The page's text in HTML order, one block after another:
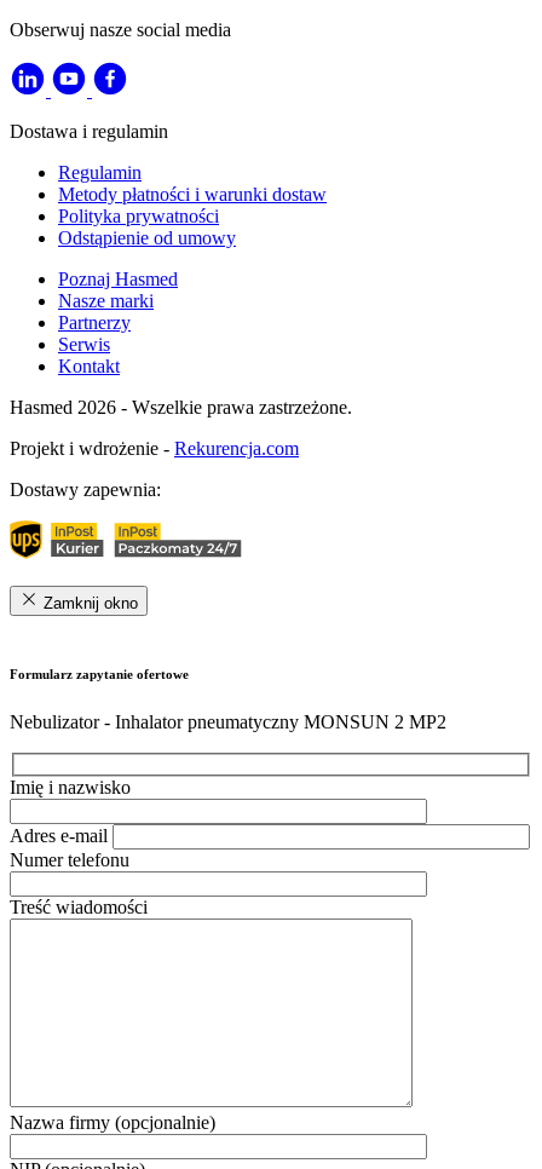
Obserwuj nasze social media
Dostawa i regulamin
Regulamin
Metody płatności i warunki dostaw
Polityka prywatności
Odstąpienie od umowy
Poznaj Hasmed
Nasze marki
Partnerzy
Serwis
Kontakt
Hasmed 2026 - Wszelkie prawa zastrzeżone.
Projekt i wdrożenie - Rekurencja.com
Dostawy zapewnia:
Zamknij okno
Formularz zapytanie ofertowe
Nebulizator - Inhalator pneumatyczny MONSUN 2 MP2
Imię i nazwisko
Adres e-mail
Numer telefonu
Treść wiadomości
Nazwa firmy (opcjonalnie)